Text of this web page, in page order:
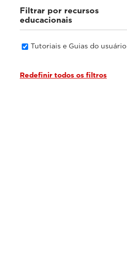
Filtrar por recursos
educacionais
Tutoriais e Guias do usuário
Redefinir todos os filtros